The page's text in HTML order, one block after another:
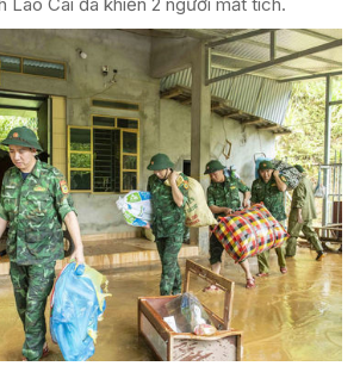
Lào Cai đã khiến 2 người mất tích.